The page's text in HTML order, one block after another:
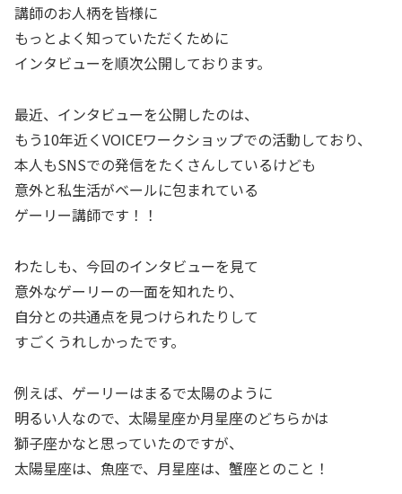
講師のお人柄を皆様に
もっとよく知っていただくために
インタビューを順次公開しております。
最近、インタビューを公開したのは、
もう10年近くVOICEワークショップでの活動しており、
本人もSNSでの発信をたくさんしているけども
意外と私生活がベールに包まれている
ゲーリー講師です！！
わたしも、今回のインタビューを見て
意外なゲーリーの一面を知れたり、
自分との共通点を見つけられたりして
すごくうれしかったです。
例えば、ゲーリーはまるで太陽のように
明るい人なので、太陽星座か月星座のどちらかは
獅子座かなと思っていたのですが、
太陽星座は、魚座で、月星座は、蟹座とのこと！